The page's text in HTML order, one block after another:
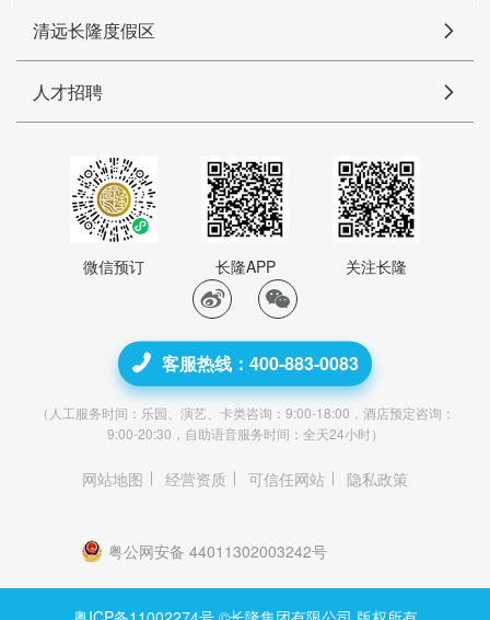
清远长隆度假区
人才招聘
微信预订 长隆APP 关注长隆
客服热线：400-883-0083
（人工服务时间：乐园、演艺、卡类咨询：9:00-18:00，酒店预定咨询：
9:00-20:30，自助语音服务时间：全天24小时）
网站地图 经营资质 可信任网站 隐私政策
粤公网安备 44011302003242号